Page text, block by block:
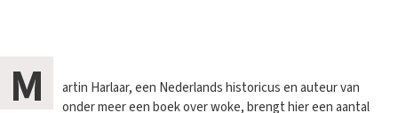
M
artin Harlaar, een Nederlands historicus en auteur van
onder meer een boek over woke, brengt hier een aantal